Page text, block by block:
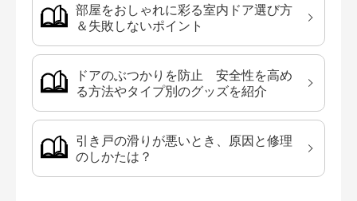
部屋をおしゃれに彩る室内ドア選び方
＆失敗しないポイント
ドアのぶつかりを防止 安全性を高め
る方法やタイプ別のグッズを紹介
引き戸の滑りが悪いとき、原因と修理
のしかたは？